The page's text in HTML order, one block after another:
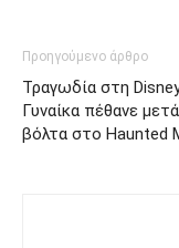
Προηγούμενο άρθρο
Τραγωδία στη
Γυναίκα πέθανε
βόλτα στο Haunted